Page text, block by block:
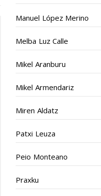
Manuel López Merino
Melba Luz Calle
Mikel Aranburu
Mikel Armendariz
Miren Aldatz
Patxi Leuza
Peio Monteano
Praxku